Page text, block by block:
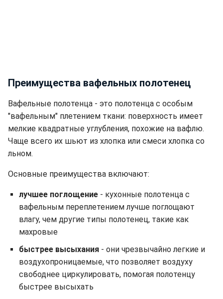
Преимущества вафельных полотенец
Вафельные полотенца - это полотенца с особым
"вафельным" плетением ткани: поверхность имеет
мелкие квадратные углубления, похожие на вафлю.
Чаще всего их шьют из хлопка или смеси хлопка со
льном.
Основные преимущества включают:
лучшее поглощение - кухонные полотенца с
вафельным переплетением лучше поглощают
влагу, чем другие типы полотенец, такие как
махровые
быстрее высыхания - они чрезвычайно легкие и
воздухопроницаемые, что позволяет воздуху
свободнее циркулировать, помогая полотенцу
быстрее высыхать